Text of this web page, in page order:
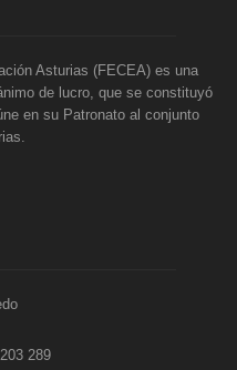
Asturias (FECEA) es una
de lucro, que se constituyó
en su Patronato al conjunto
289